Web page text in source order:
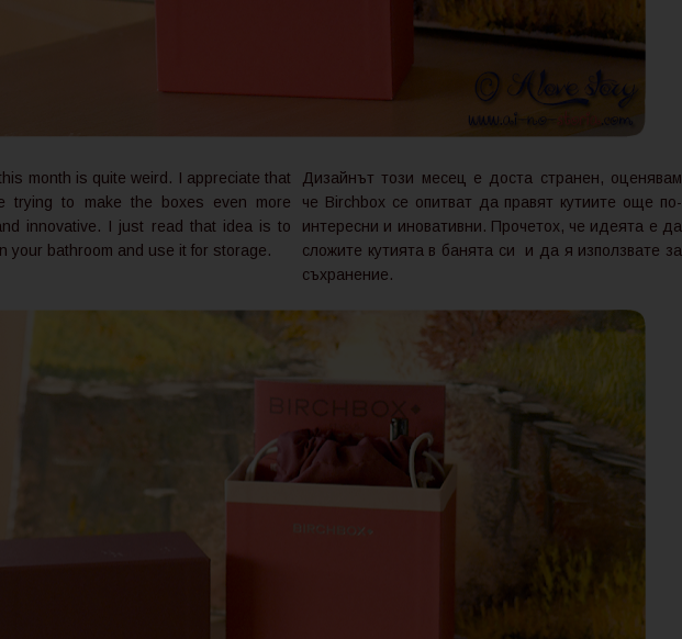
month is quite weird. I appreciate that
trying to make the boxes even more
innovative. I just read that idea is to
your bathroom and use it for storage.
Дизайнът този месец е доста странен, оценявам
че Birchbox се опитват да правят кутиите още по-
интересни и иновативни. Прочетох, че идеята е да
сложите кутията в банята си и да я използвате за
съхранение.